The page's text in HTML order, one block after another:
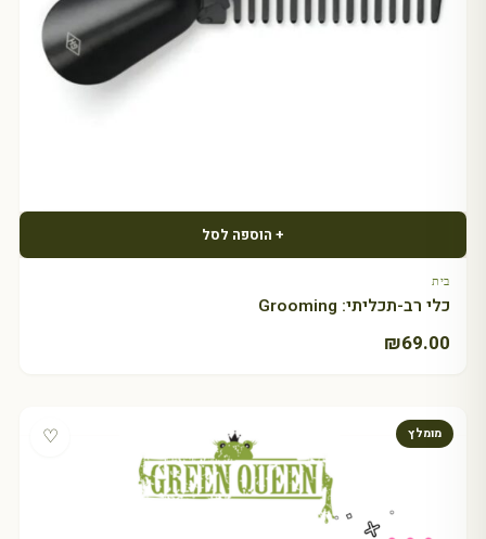
+ הוספה לסל
בית
כלי רב-תכליתי: Grooming
₪69.00
מומלץ ♡